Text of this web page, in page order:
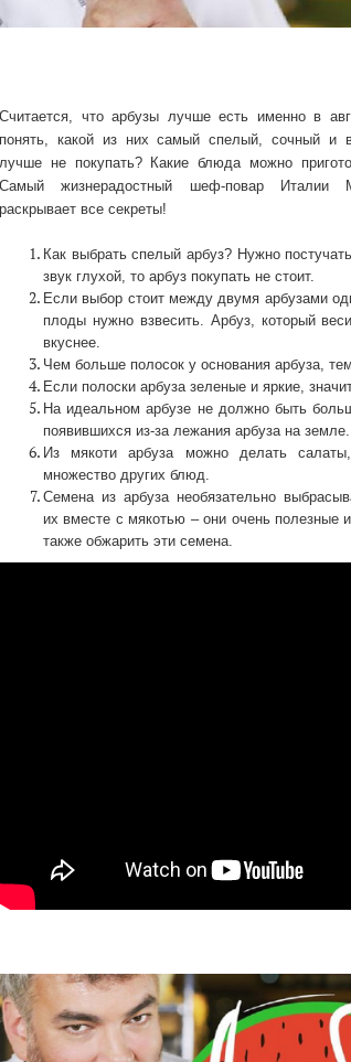
Считается, что арбузы лучше есть именно в
понять, какой из них самый спелый, сочный и
лучше не покупать? Какие блюда можно
Самый жизнерадостный шеф-повар Италии
раскрывает все секреты!
Как выбрать спелый арбуз? Нужно
звук глухой, то арбуз покупать не стоит.
Если выбор стоит между двумя арбузами
плоды нужно взвесить. Арбуз, который
вкуснее.
Чем больше полосок у основания арбуза,
Если полоски арбуза зеленые и яркие,
На идеальном арбузе не должно быть
появившихся из-за лежания арбуза на земле.
Из мякоти арбуза можно делать
множество других блюд.
Семена из арбуза необязательно
их вместе с мякотью – они очень полезные
также обжарить эти семена.